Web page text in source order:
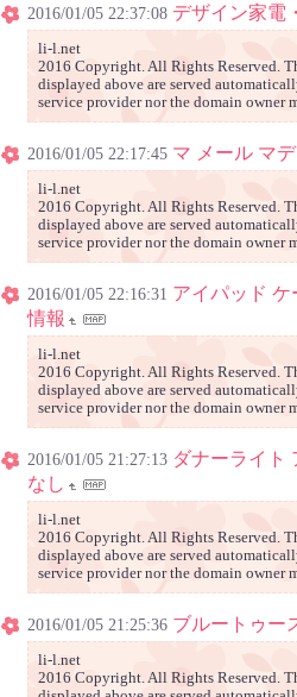
2016/01/05 22:37:08 デザイン家電
li-l.net
2016 Copyright. All Rights Reserved.
displayed above are served
service provider nor the domain owner
2016/01/05 22:17:45 マ メール マ
li-l.net
2016 Copyright. All Rights Reserved.
displayed above are served
service provider nor the domain owner
2016/01/05 22:16:31 アイパッド
情報
li-l.net
2016 Copyright. All Rights Reserved.
displayed above are served
service provider nor the domain owner
2016/01/05 21:27:13 ダナーライト
なし
li-l.net
2016 Copyright. All Rights Reserved.
displayed above are served
service provider nor the domain owner
2016/01/05 21:25:36 ブルートゥー
li-l.net
2016 Copyright. All Rights Reserved.